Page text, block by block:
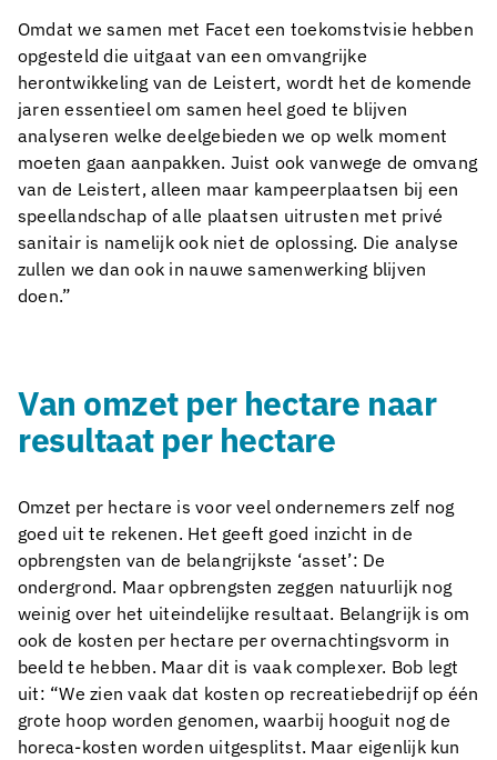
Omdat we samen met Facet een toekomstvisie hebben
opgesteld die uitgaat van een omvangrijke
herontwikkeling van de Leistert, wordt het de komende
jaren essentieel om samen heel goed te blijven
analyseren welke deelgebieden we op welk moment
moeten gaan aanpakken. Juist ook vanwege de omvang
van de Leistert, alleen maar kampeerplaatsen bij een
speellandschap of alle plaatsen uitrusten met privé
sanitair is namelijk ook niet de oplossing. Die analyse
zullen we dan ook in nauwe samenwerking blijven
doen.”
Van omzet per hectare naar
resultaat per hectare
Omzet per hectare is voor veel ondernemers zelf nog
goed uit te rekenen. Het geeft goed inzicht in de
opbrengsten van de belangrijkste ‘asset’: De
ondergrond. Maar opbrengsten zeggen natuurlijk nog
weinig over het uiteindelijke resultaat. Belangrijk is om
ook de kosten per hectare per overnachtingsvorm in
beeld te hebben. Maar dit is vaak complexer. Bob legt
uit: “We zien vaak dat kosten op recreatiebedrijf op één
grote hoop worden genomen, waarbij hooguit nog de
horeca-kosten worden uitgesplitst. Maar eigenlijk kun